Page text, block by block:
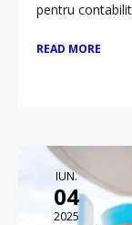
pentru
READ MORE
IUN.
04
2025